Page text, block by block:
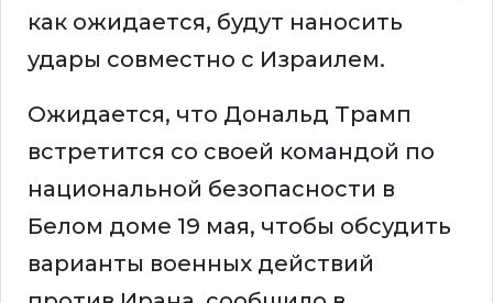
как ожидается, будут наносить
удары совместно с Израилем.
Ожидается, что Дональд Трамп
встретится со своей командой по
национальной безопасности в
Белом доме 19 мая, чтобы обсудить
варианты военных действий